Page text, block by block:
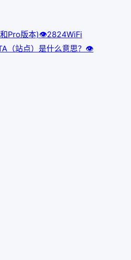
Pro版本)👁2824WiFi
（站点）是什么意思？ 👁